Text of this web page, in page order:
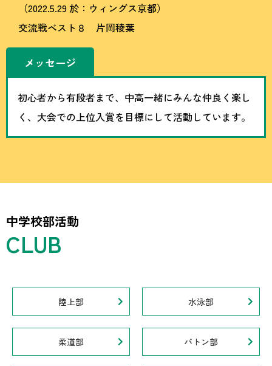
（2022.5.29 於：ウィングス京都）
交流戦ベスト８ 片岡稜葉
メッセージ
初心者から有段者まで、中高一緒にみんな仲良く楽し
く、大会での上位入賞を目標にして活動しています。
中学校部活動
陸上部 水泳部
柔道部 バトン部